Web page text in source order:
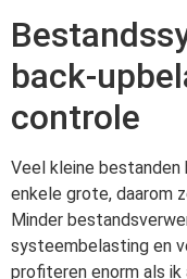
back-
controle
Veel kleine bestanden
enkele grote, daarom
Minder
systeembelasting en
profiteren enorm als ik